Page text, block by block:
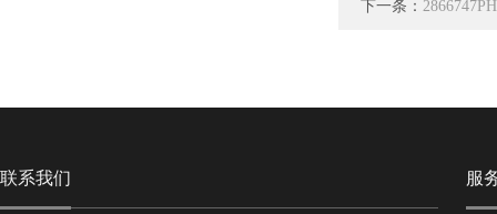
下一条：
联系我们 服